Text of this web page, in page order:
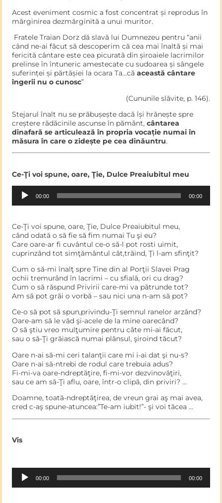
Acest eveniment cosmic a fost concentrat și reprodus în
mărginirea dezmărginită a unui muritor.
Fratele Traian Dorz dă slavă lui Dumnezeu pentru “anii
când ne-ai făcut să descoperim că cea mai înaltă și mai
fericită cântare este cea picurată din șiroaiele lacrimilor
prelinse în întuneric amestecate cu sudoarea și sângele
suferinței și părtășiei la ocara Ta…că această cântare
îngerii nu o cunosc”
(Cununile slăvite, p. 146).
Stejarul înalt nu se prăbușește dacă își hrănește spre
creștere rădăcinile ascunse în pământ, cântarea
dinafară se articulează în propria vocație numai în
măsura în care o zidește pe cea dinăuntru.
Ce-Ţi voi spune, oare, Ţie, Dulce Preaiubitul meu
Audio
Player
00:00 00:00
Ce-Ţi voi spune, oare, Ţie, Dulce Preaiubitul meu,
când odată o să fie să fim numai Tu şi eu?
Care oare-ar fi cuvântul ce-o să-l pot rosti uimit,
cuprinzând tot simţământul cât,trăind, Ţi l-am sfinţit?
Cum o să-mi înalţ spre Tine din al Porţii Slavei Prag
ochii tremurând în lacrimi – cu sfială, ori cu drag?
Cum o să răspund Privirii care-mi va pătrunde tot?
Am să pot grăi o vorbă – sau nici una n-am să pot?
Ce-o să pot să spun,privindu-Ţi semnul ranelor arzând?
Oare-am să le văd şi-acele de la mine oarecând?
O să ştiu vreo mulţumire pentru câte mi-ai făcut,
sau o să-Ţi grăiască numai plânsul, şiroind tăcut?
Oare n-ai să-mi ceri talanţii care mi i-ai dat şi nu-s?
Oare n-ai să-ntrebi de rodul care trebuia adus?
Fi-mi-va oare-ndreptăţire, fi-mi-vor dezvinovăţiri,
sau ce am să-Ţi aflu, oare, într-o clipă, din priviri? …
Doamne, toată-ndreptăţirea, de vreun grai aş mai avea,
cred c-aş spune-atuncea:”Te-am iubit!”- şi voi tăcea …
Vis
Audio
Player
00:00 00:00